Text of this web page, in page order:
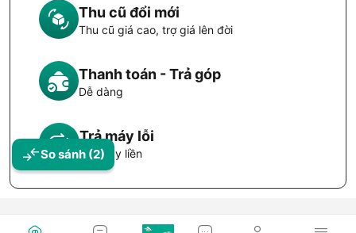
So sánh (2)
Thu cũ đổi mới
Thu cũ giá cao, trợ giá lên đời
Thanh toán - Trả góp
Dễ dàng
Trả máy lỗi
Đổi máy liền